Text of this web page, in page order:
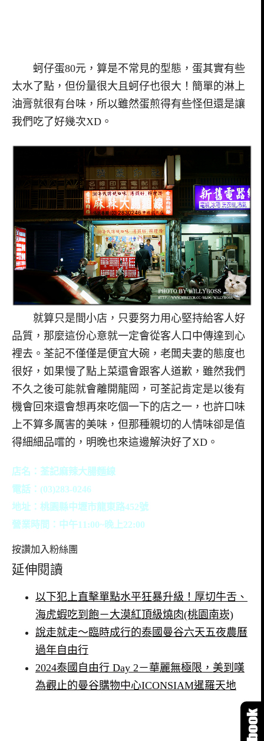
蚵仔蛋80元，算是不常見的型態，蛋其實有些
太水了點，但份量很大且蚵仔也很大！簡單的淋上
油膏就很有台味，所以雖然蛋煎得有些怪但還是讓
我們吃了好幾次XD。
就算只是間小店，只要努力用心堅持給客人好
品質，那麼這份心意就一定會從客人口中傳達到心
裡去。荃記不僅僅是便宜大碗，老闆夫妻的態度也
很好，如果慢了點上菜還會跟客人道歉，雖然我們
不久之後可能就會離開龍岡，可荃記肯定是以後有
機會回來還會想再來吃個一下的店之一，也許口味
上不算多厲害的美味，但那種親切的人情味卻是值
得細細品嚐的，明晚也來這邊解決好了XD。
店名：荃記麻辣大腸麵線
電話：(03)283-0246
地址：桃園縣中壢市龍東路452號
營業時間：中午11:00~晚上22:00
按讚加入粉絲團
延伸閱讀
以下犯上直擊單點水平狂暴升級！厚切牛舌、
海虎蝦吃到飽－大漠紅頂級燒肉(桃園南崁)
說走就走～臨時成行的泰國曼谷六天五夜農曆
過年自由行
2024泰國自由行 Day 2－華麗無極限，美到嘆
為觀止的曼谷購物中心ICONSIAM暹羅天地